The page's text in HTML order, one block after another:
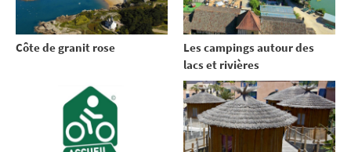
Côte de granit rose
Les campings autour des
lacs et rivières